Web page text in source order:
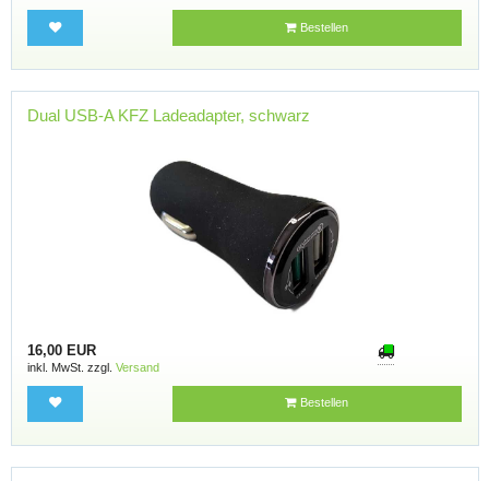
Bestellen
Dual USB-A KFZ Ladeadapter, schwarz
16,00 EUR
inkl. MwSt. zzgl. Versand
Bestellen